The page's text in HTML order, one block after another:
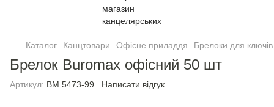
Каталог Канцтовари Офісне приладдя Брелоки для ключів
Брелок Buromax офiсний 50 шт
Артикул: BM.5473-99 Написати відгук